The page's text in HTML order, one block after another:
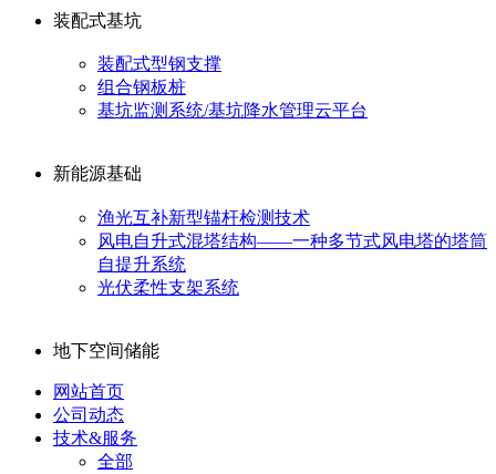
装配式基坑
装配式型钢支撑
组合钢板桩
基坑监测系统/基坑降水管理云平台
新能源基础
渔光互补新型锚杆检测技术
风电自升式混塔结构——一种多节式风电塔的塔筒
自提升系统
光伏柔性支架系统
地下空间储能
网站首页
公司动态
技术&服务
全部